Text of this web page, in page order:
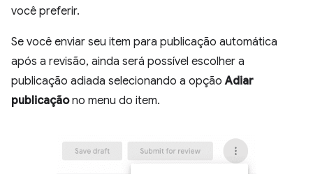
você preferir.
Se você enviar seu item para publicação automática
após a revisão, ainda será possível escolher a
publicação adiada selecionando a opçãoAdiar
publicaçãono menu do item.